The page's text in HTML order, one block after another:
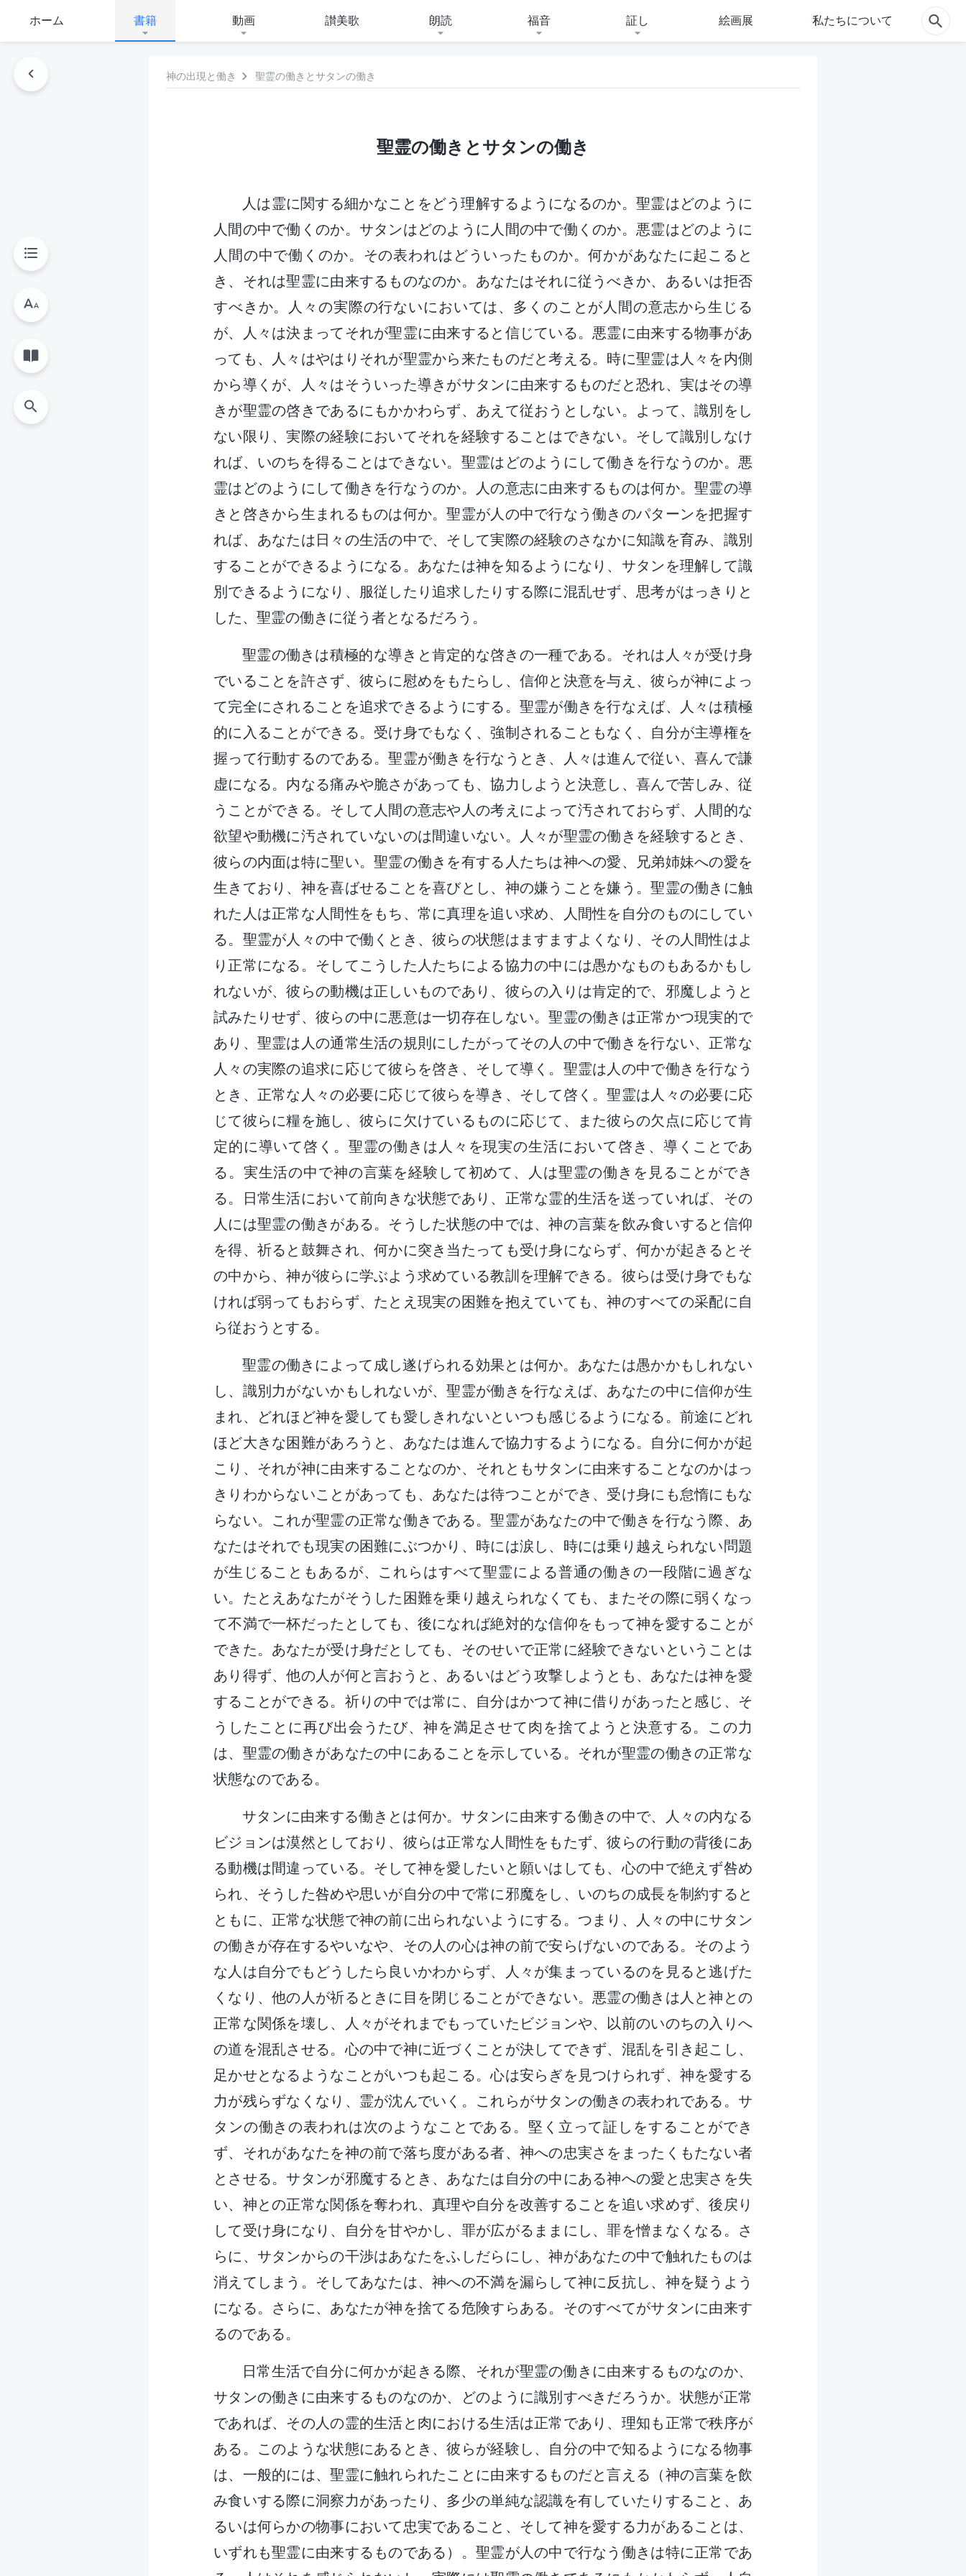
ホーム 書籍 動画 讃美歌 朗読 福音 証し 絵画展 私たちについて
神の出現と働き 聖霊の働きとサタンの働き
聖霊の働きとサタンの働き
人は霊に関する細かなことをどう理解するようになるのか。聖霊はどのように
人間の中で働くのか。サタンはどのように人間の中で働くのか。悪霊はどのように
人間の中で働くのか。その表われはどういったものか。何かがあなたに起こると
き、それは聖霊に由来するものなのか。あなたはそれに従うべきか、あるいは拒否
すべきか。人々の実際の行ないにおいては、多くのことが人間の意志から生じる
が、人々は決まってそれが聖霊に由来すると信じている。悪霊に由来する物事があ
っても、人々はやはりそれが聖霊から来たものだと考える。時に聖霊は人々を内側
から導くが、人々はそういった導きがサタンに由来するものだと恐れ、実はその導
きが聖霊の啓きであるにもかかわらず、あえて従おうとしない。よって、識別をし
ない限り、実際の経験においてそれを経験することはできない。そして識別しなけ
れば、いのちを得ることはできない。聖霊はどのようにして働きを行なうのか。悪
霊はどのようにして働きを行なうのか。人の意志に由来するものは何か。聖霊の導
きと啓きから生まれるものは何か。聖霊が人の中で行なう働きのパターンを把握す
れば、あなたは日々の生活の中で、そして実際の経験のさなかに知識を育み、識別
することができるようになる。あなたは神を知るようになり、サタンを理解して識
別できるようになり、服従したり追求したりする際に混乱せず、思考がはっきりと
した、聖霊の働きに従う者となるだろう。
聖霊の働きは積極的な導きと肯定的な啓きの一種である。それは人々が受け身
でいることを許さず、彼らに慰めをもたらし、信仰と決意を与え、彼らが神によっ
て完全にされることを追求できるようにする。聖霊が働きを行なえば、人々は積極
的に入ることができる。受け身でもなく、強制されることもなく、自分が主導権を
握って行動するのである。聖霊が働きを行なうとき、人々は進んで従い、喜んで謙
虚になる。内なる痛みや脆さがあっても、協力しようと決意し、喜んで苦しみ、従
うことができる。そして人間の意志や人の考えによって汚されておらず、人間的な
欲望や動機に汚されていないのは間違いない。人々が聖霊の働きを経験するとき、
彼らの内面は特に聖い。聖霊の働きを有する人たちは神への愛、兄弟姉妹への愛を
生きており、神を喜ばせることを喜びとし、神の嫌うことを嫌う。聖霊の働きに触
れた人は正常な人間性をもち、常に真理を追い求め、人間性を自分のものにしてい
る。聖霊が人々の中で働くとき、彼らの状態はますますよくなり、その人間性はよ
り正常になる。そしてこうした人たちによる協力の中には愚かなものもあるかもし
れないが、彼らの動機は正しいものであり、彼らの入りは肯定的で、邪魔しようと
試みたりせず、彼らの中に悪意は一切存在しない。聖霊の働きは正常かつ現実的で
あり、聖霊は人の通常生活の規則にしたがってその人の中で働きを行ない、正常な
人々の実際の追求に応じて彼らを啓き、そして導く。聖霊は人の中で働きを行なう
とき、正常な人々の必要に応じて彼らを導き、そして啓く。聖霊は人々の必要に応
じて彼らに糧を施し、彼らに欠けているものに応じて、また彼らの欠点に応じて肯
定的に導いて啓く。聖霊の働きは人々を現実の生活において啓き、導くことであ
る。実生活の中で神の言葉を経験して初めて、人は聖霊の働きを見ることができ
る。日常生活において前向きな状態であり、正常な霊的生活を送っていれば、その
人には聖霊の働きがある。そうした状態の中では、神の言葉を飲み食いすると信仰
を得、祈ると鼓舞され、何かに突き当たっても受け身にならず、何かが起きるとそ
の中から、神が彼らに学ぶよう求めている教訓を理解できる。彼らは受け身でもな
ければ弱ってもおらず、たとえ現実の困難を抱えていても、神のすべての采配に自
ら従おうとする。
聖霊の働きによって成し遂げられる効果とは何か。あなたは愚かかもしれない
し、識別力がないかもしれないが、聖霊が働きを行なえば、あなたの中に信仰が生
まれ、どれほど神を愛しても愛しきれないといつも感じるようになる。前途にどれ
ほど大きな困難があろうと、あなたは進んで協力するようになる。自分に何かが起
こり、それが神に由来することなのか、それともサタンに由来することなのかはっ
きりわからないことがあっても、あなたは待つことができ、受け身にも怠惰にもな
らない。これが聖霊の正常な働きである。聖霊があなたの中で働きを行なう際、あ
なたはそれでも現実の困難にぶつかり、時には涙し、時には乗り越えられない問題
が生じることもあるが、これらはすべて聖霊による普通の働きの一段階に過ぎな
い。たとえあなたがそうした困難を乗り越えられなくても、またその際に弱くなっ
て不満で一杯だったとしても、後になれば絶対的な信仰をもって神を愛することが
できた。あなたが受け身だとしても、そのせいで正常に経験できないということは
あり得ず、他の人が何と言おうと、あるいはどう攻撃しようとも、あなたは神を愛
することができる。祈りの中では常に、自分はかつて神に借りがあったと感じ、そ
うしたことに再び出会うたび、神を満足させて肉を捨てようと決意する。この力
は、聖霊の働きがあなたの中にあることを示している。それが聖霊の働きの正常な
状態なのである。
サタンに由来する働きとは何か。サタンに由来する働きの中で、人々の内なる
ビジョンは漠然としており、彼らは正常な人間性をもたず、彼らの行動の背後にあ
る動機は間違っている。そして神を愛したいと願いはしても、心の中で絶えず咎め
られ、そうした咎めや思いが自分の中で常に邪魔をし、いのちの成長を制約すると
ともに、正常な状態で神の前に出られないようにする。つまり、人々の中にサタン
の働きが存在するやいなや、その人の心は神の前で安らげないのである。そのよう
な人は自分でもどうしたら良いかわからず、人々が集まっているのを見ると逃げた
くなり、他の人が祈るときに目を閉じることができない。悪霊の働きは人と神との
正常な関係を壊し、人々がそれまでもっていたビジョンや、以前のいのちの入りへ
の道を混乱させる。心の中で神に近づくことが決してできず、混乱を引き起こし、
足かせとなるようなことがいつも起こる。心は安らぎを見つけられず、神を愛する
力が残らずなくなり、霊が沈んでいく。これらがサタンの働きの表われである。サ
タンの働きの表われは次のようなことである。堅く立って証しをすることができ
ず、それがあなたを神の前で落ち度がある者、神への忠実さをまったくもたない者
とさせる。サタンが邪魔するとき、あなたは自分の中にある神への愛と忠実さを失
い、神との正常な関係を奪われ、真理や自分を改善することを追い求めず、後戻り
して受け身になり、自分を甘やかし、罪が広がるままにし、罪を憎まなくなる。さ
らに、サタンからの干渉はあなたをふしだらにし、神があなたの中で触れたものは
消えてしまう。そしてあなたは、神への不満を漏らして神に反抗し、神を疑うよう
になる。さらに、あなたが神を捨てる危険すらある。そのすべてがサタンに由来す
るのである。
日常生活で自分に何かが起きる際、それが聖霊の働きに由来するものなのか、
サタンの働きに由来するものなのか、どのように識別すべきだろうか。状態が正常
であれば、その人の霊的生活と肉における生活は正常であり、理知も正常で秩序が
ある。このような状態にあるとき、彼らが経験し、自分の中で知るようになる物事
は、一般的には、聖霊に触れられたことに由来するものだと言える（神の言葉を飲
み食いする際に洞察力があったり、多少の単純な認識を有していたりすること、あ
るいは何らかの物事において忠実であること、そして神を愛する力があることは、
いずれも聖霊に由来するものである）。聖霊が人の中で行なう働きは特に正常であ